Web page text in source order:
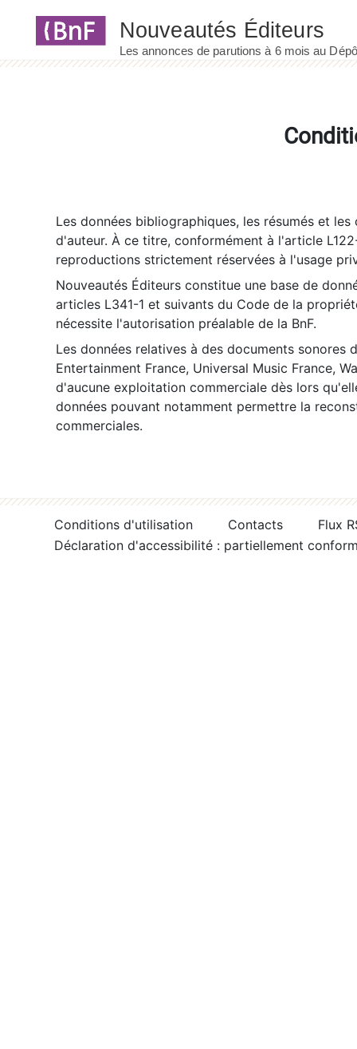
Les données bibliographiques, les résumés et
d'auteur. À ce titre, conformément à l'article
reproductions strictement réservées à l'usage
Nouveautés Éditeurs constitue une base de
articles L341-1 et suivants du Code de la
nécessite l'autorisation préalable de la BnF.
Les données relatives à des documents sonores
Entertainment France, Universal Music France,
d'aucune exploitation commerciale dès lors
données pouvant notamment permettre la
commerciales.
Conditions d'utilisation Contacts
Flux
Déclaration d'accessibilité : partiellement